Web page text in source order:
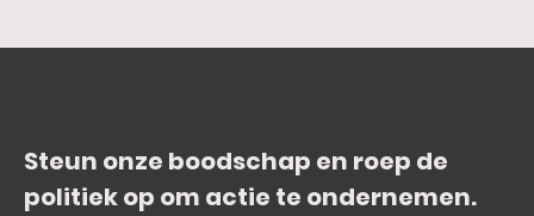
Steun onze boodschap en roep de
politiek op om actie te ondernemen.